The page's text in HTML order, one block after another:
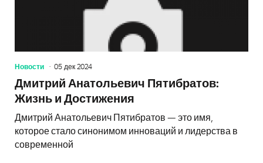
Новости 05 дек 2024
Дмитрий Анатольевич Пятибратов:
Жизнь и Достижения
Дмитрий Анатольевич Пятибратов — это имя,
которое стало синонимом инноваций и лидерства в
современной